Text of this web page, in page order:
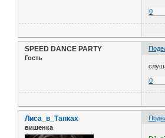
0
SPEED DANCE PARTY
Гость
0
Лиса_в_Тапках
вишенка